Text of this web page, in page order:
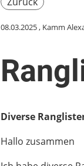
08.03.2025, Kamm
Diverse
Hallo zusammen